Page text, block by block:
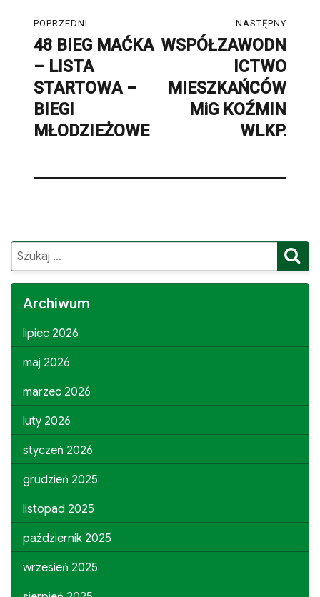
wpisu
POPRZEDNI
Poprzedni
post:
48 BIEG MAĆKA
– LISTA
STARTOWA –
BIEGI
MŁODZIEŻOWE
NASTĘPNY
Następny
WSPÓŁZAWODN
ICTWO
MIESZKAŃCÓW
MiG KOŹMIN
WLKP.
Search
for:
Archiwum
lipiec 2026
maj 2026
marzec 2026
luty 2026
styczeń 2026
grudzień 2025
listopad 2025
październik 2025
wrzesień 2025